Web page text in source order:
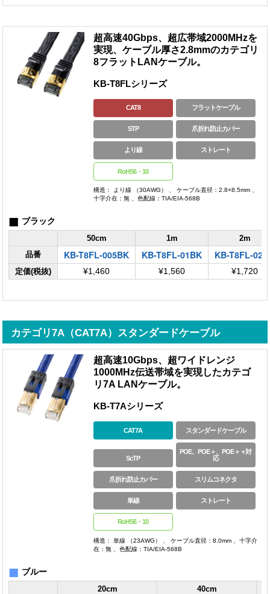
超高速40Gbps、超広帯域2000MHzを
実現、ケーブル厚さ2.8mmのカテゴリ
8フラットLANケーブル。
KB-T8FLシリーズ
CAT8 フラットケーブル
STP 爪折れ防止カバー
より線 ストレート
RoHS6・10
構造： より線 （30AWG） 、 ケーブル直径：2.8×8.5mm 、
十字介在：無 、色配線：TIA/EIA-568B
■ ブラック
50cm 1m
2m
品番
KB-T8FL-005BK KB-T8FL-01BK KB-T8FL-
定価(税抜) ¥1,460 ¥1,560 ¥1,720
カテゴリ7A（CAT7A）スタンダードケーブル
超高速10Gbps、超ワイドレンジ
1000MHz伝送帯域を実現したカテゴ
リ7A LANケーブル。
KB-T7Aシリーズ
CAT7A スタンダードケーブル
ScTP
POE、POE＋、POE＋＋対
応
爪折れ防止カバー スリムコネクタ
単線 ストレート
RoHS6・10
構造： 単線 （23AWG） 、 ケーブル直径：8.0mm 、十字介
在：無 、色配線：TIA/EIA-568B
■ ブルー
20cm
40cm